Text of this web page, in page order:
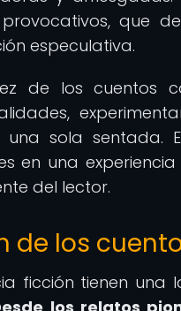
que
especulativa.
de los cuentos
una sola
en una
del lector.
de los
ficción tienen